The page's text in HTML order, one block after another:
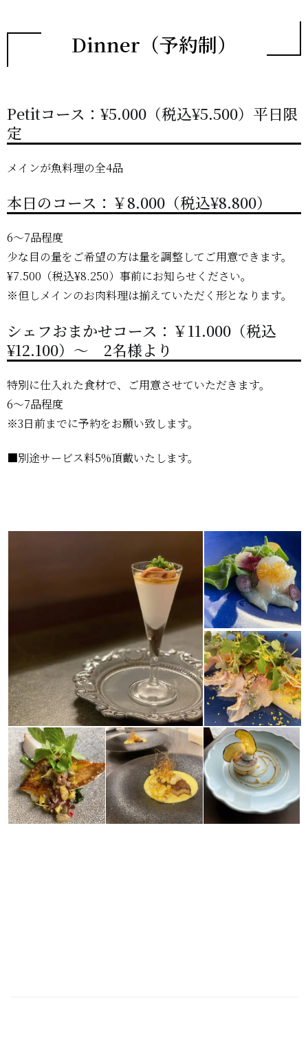
Dinner（予約制）
Petitコース：¥5.000（税込¥5.500）平日限
定
メインが魚料理の全4品
本日のコース：￥8.000（税込¥8.800）
6～7品程度
少な目の量をご希望の方は量を調整してご用意できます。
¥7.500（税込¥8.250）事前にお知らせください。
※但しメインのお肉料理は揃えていただく形となります。
シェフおまかせコース：￥11.000（税込
¥12.100）～ 2名様より
特別に仕入れた食材で、ご用意させていただきます。
6～7品程度
※3日前までに予約をお願い致します。
■別途サービス料5%頂戴いたします。